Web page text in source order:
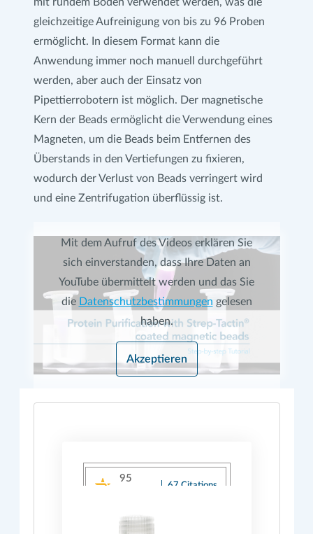
gleichzeitige Aufreinigung von bis zu 96 Proben
ermöglicht. In diesem Format kann die
Anwendung immer noch manuell durchgeführt
werden, aber auch der Einsatz von
Pipettierrobotern ist möglich. Der magnetische
Kern der Beads ermöglicht die Verwendung eines
Magneten, um die Beads beim Entfernen des
Überstands in den Vertiefungen zu fixieren,
wodurch der Verlust von Beads verringert wird
und eine Zentrifugation überflüssig ist.
Mit dem Aufruf des Videos erklären Sie
sich einverstanden, dass Ihre Daten an
YouTube übermittelt werden und das Sie
die Datenschutzbestimmungen gelesen
haben.
Akzeptieren
95
67 Citations